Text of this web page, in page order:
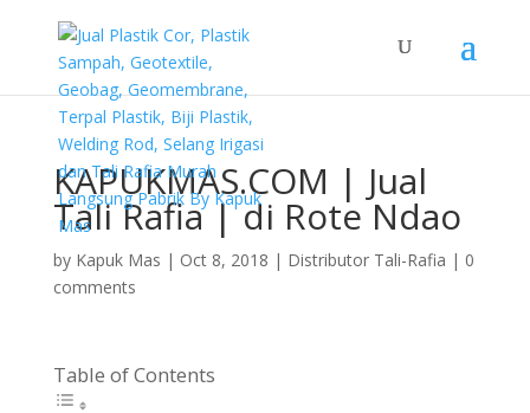
KAPUKMAS.COM | Jual
Tali Rafia | di Rote Ndao
by Kapuk Mas | Oct 8, 2018 | Distributor Tali-Rafia | 0
comments
Table of Contents